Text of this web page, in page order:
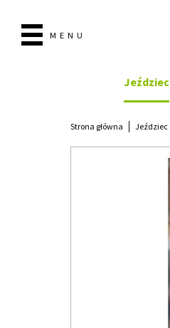
MENU
Jeździec
Strona główna Jeździec